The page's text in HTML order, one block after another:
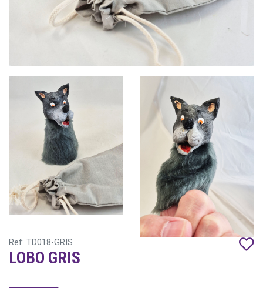
Ref: TD018-GRIS
LOBO GRIS